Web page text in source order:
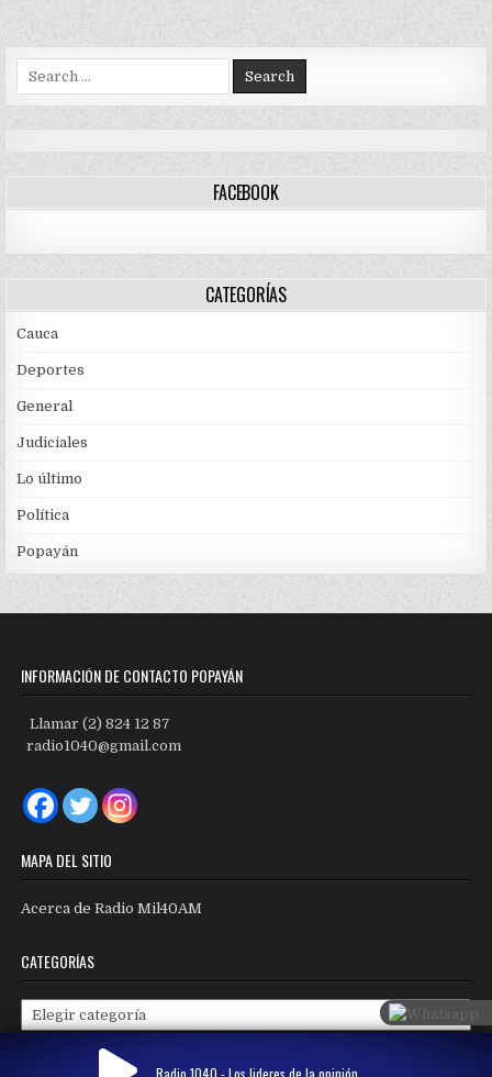
Search
for:
FACEBOOK
CATEGORÍAS
Cauca
Deportes
General
Judiciales
Lo último
Política
Popayán
INFORMACIÓN DE CONTACTO POPAYÁN
Llamar (2) 824 12 87
radio1040@gmail.com
MAPA DEL SITIO
Acerca de Radio Mil40AM
CATEGORÍAS
Categorías
Radio 1040 - Los lideres de la opinión